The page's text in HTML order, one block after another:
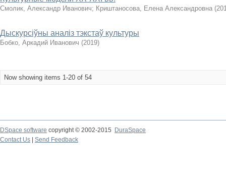
Смолик, Александр Иванович; Криштаносова, Елена Александровна (
Дыскурсіўны аналіз тэкстаў культуры
Бобко, Аркадий Иванович (2019)
Now showing items 1-20 of 54
DSpace software copyright © 2002-2015
DuraSpace
Contact Us
Send Feedback